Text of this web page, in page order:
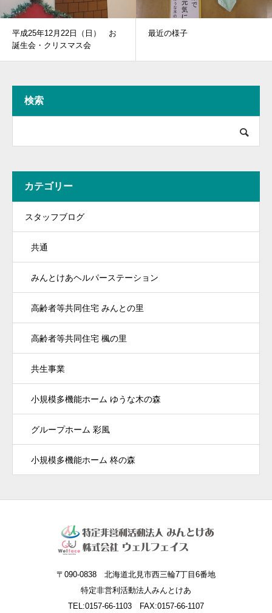
平成25年12月22日（日） お
誕生会・クリスマス会
最近の様子
検索
カテゴリー
スタッフブログ
共通
みんとけあヘルパーステーション
高齢者等共同住宅 みんとの里
高齢者等共同住宅 楓の里
共生事業
小規模多機能ホーム ゆうな木の森
グループホーム 彩風
小規模多機能ホーム 柊の森
〒090-0838 北海道北見市西三輪7丁目6番地
特定非営利活動法人みんとけあ
TEL:0157-66-1103 FAX:0157-66-1107